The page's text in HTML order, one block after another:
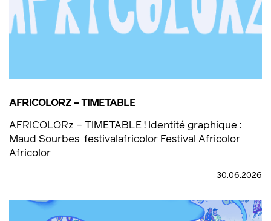
AFRICOLORZ – TIMETABLE
AFRICOLORz – TIMETABLE ! Identité graphique :
Maud Sourbes festivalafricolor Festival Africolor
Africolor
30.06.2026